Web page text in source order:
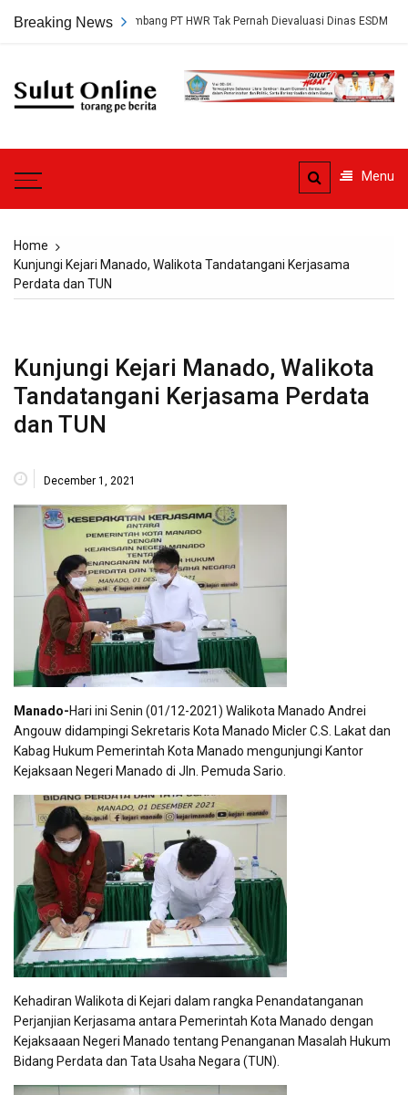
Breaking News
Tambang PT HWR Tak Pernah Dievaluasi Dinas ESDM
Sulut
Menu
Home
Kunjungi Kejari Manado, Walikota Tandatangani Kerjasama
Perdata dan TUN
Kunjungi Kejari Manado, Walikota
Tandatangani Kerjasama Perdata
dan TUN
December 1, 2021
Manado-Hari ini Senin (01/12-2021) Walikota Manado Andrei
Angouw didampingi Sekretaris Kota Manado Micler C.S. Lakat dan
Kabag Hukum Pemerintah Kota Manado mengunjungi Kantor
Kejaksaan Negeri Manado di Jln. Pemuda Sario.
Kehadiran Walikota di Kejari dalam rangka Penandatanganan
Perjanjian Kerjasama antara Pemerintah Kota Manado dengan
Kejaksaaan Negeri Manado tentang Penanganan Masalah Hukum
Bidang Perdata dan Tata Usaha Negara (TUN).